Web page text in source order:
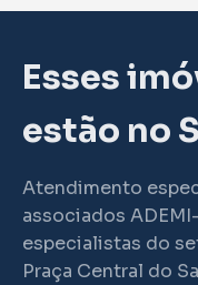
Esses
estão no
Atendimento
associados
especialistas do
Praça Central do